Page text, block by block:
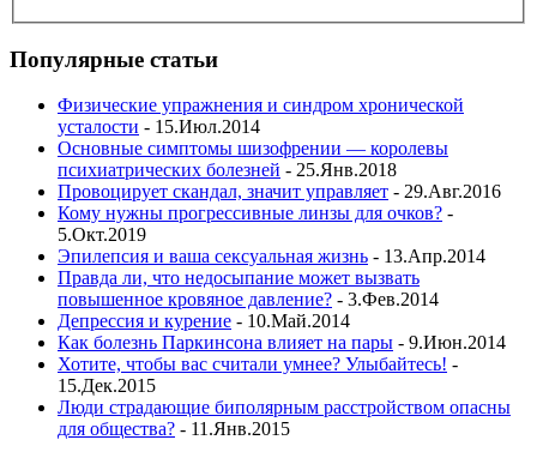
Популярные статьи
Физические упражнения и синдром хронической
усталости - 15.Июл.2014
Основные симптомы шизофрении — королевы
психиатрических болезней - 25.Янв.2018
Провоцирует скандал, значит управляет - 29.Авг.2016
Кому нужны прогрессивные линзы для очков? -
5.Окт.2019
Эпилепсия и ваша сексуальная жизнь - 13.Апр.2014
Правда ли, что недосыпание может вызвать
повышенное кровяное давление? - 3.Фев.2014
Депрессия и курение - 10.Май.2014
Как болезнь Паркинсона влияет на пары - 9.Июн.2014
Хотите, чтобы вас считали умнее? Улыбайтесь! -
15.Дек.2015
Люди страдающие биполярным расстройством опасны
для общества? - 11.Янв.2015